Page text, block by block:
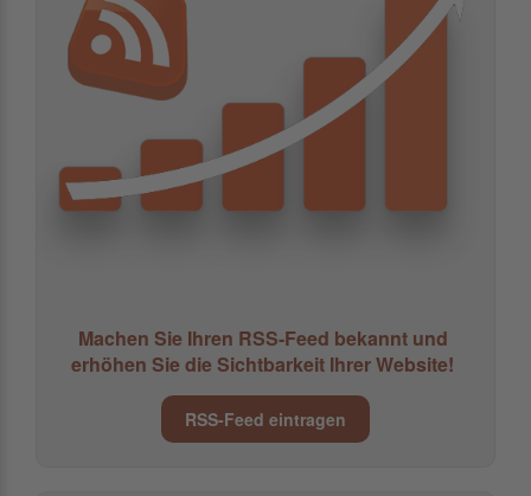
Machen Sie Ihren RSS-Feed bekannt und
erhöhen Sie die Sichtbarkeit Ihrer Website!
RSS-Feed eintragen